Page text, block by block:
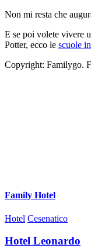
Non mi resta che
E se poi volete vivere
Potter, ecco le scuole
Copyright: Familygo.
Family Hotel
Hotel Cesenatico
Hotel Leonardo